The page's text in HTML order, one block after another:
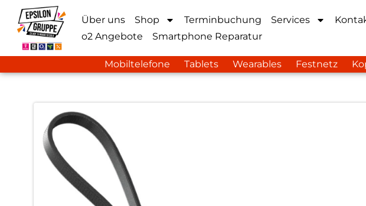
Über uns Shop Terminbuchung Services
o2 Angebote
Smartphone Reparatur
Mobiltelefone Tablets Wearables Festnetz